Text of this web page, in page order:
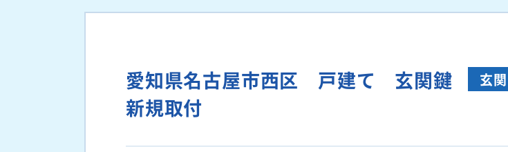
愛知県名古屋市西区 戸建て 玄関鍵
新規取付
玄関